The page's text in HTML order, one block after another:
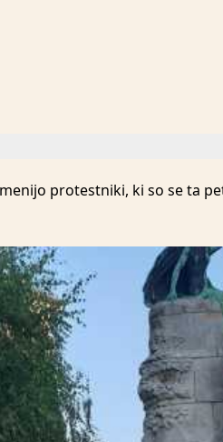
protestniki, ki so se ta